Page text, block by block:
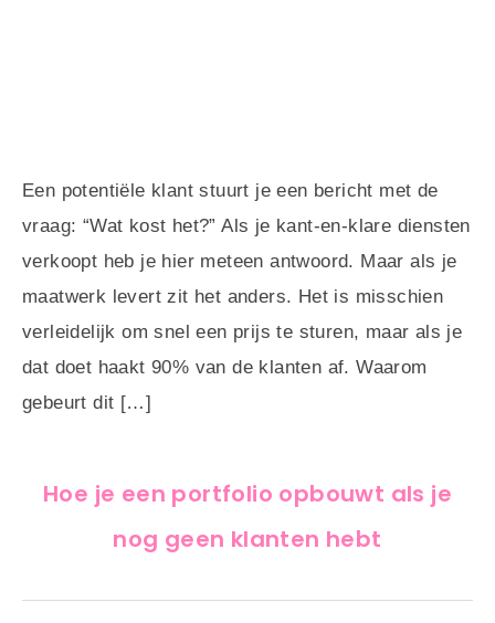
Een potentiële klant stuurt je een bericht met de
vraag: “Wat kost het?” Als je kant-en-klare diensten
verkoopt heb je hier meteen antwoord. Maar als je
maatwerk levert zit het anders. Het is misschien
verleidelijk om snel een prijs te sturen, maar als je
dat doet haakt 90% van de klanten af. Waarom
gebeurt dit […]
Hoe je een portfolio opbouwt als je
nog geen klanten hebt